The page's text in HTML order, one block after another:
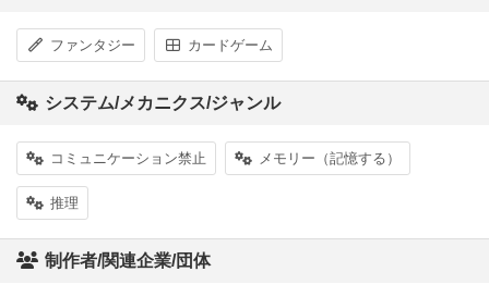
ファンタジー カードゲーム
システム/メカニクス/ジャンル
コミュニケーション禁止 メモリー（記憶する）
推理
制作者/関連企業/団体